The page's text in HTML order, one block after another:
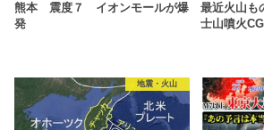
熊本 震度７ イオンモールが爆
発
最近火山
士山噴火
地震・火山